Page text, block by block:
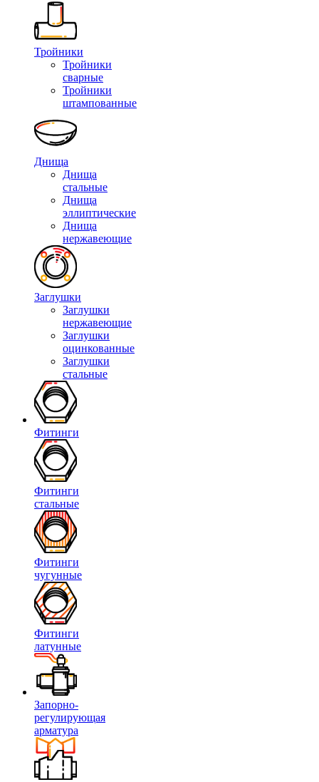
Тройники
Тройники
сварные
Тройники
штампованные
Днища
Днища
стальные
Днища
эллиптические
Днища
нержавеющие
Заглушки
Заглушки
нержавеющие
Заглушки
оцинкованные
Заглушки
стальные
Фитинги
Фитинги
стальные
Фитинги
чугунные
Фитинги
латунные
Запорно-
регулирующая
арматура